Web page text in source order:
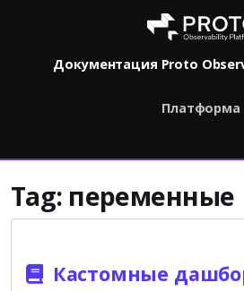
Документация Proto
Платформа
Tag: переменные
Кастомные